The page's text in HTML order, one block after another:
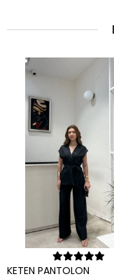
Sepete Ekle
KETEN PANTOLON